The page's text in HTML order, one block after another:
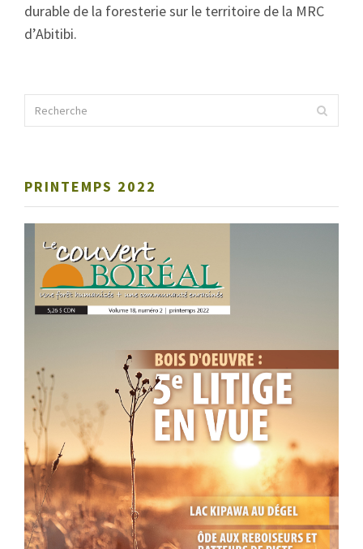
durable de la foresterie sur le territoire de la MRC
d’Abitibi.
PRINTEMPS 2022